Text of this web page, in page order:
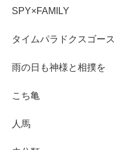
SPY×FAMILY
タイムパラドクスゴー
雨の日も神様と相撲を
こち亀
人馬